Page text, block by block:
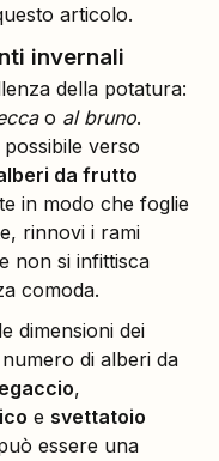
articolo.
invernali
della potatura:
o al bruno.
possibile verso
da frutto
in modo che foglie
rinnovi i rami
non si infittisca
comoda.
dimensioni dei
di alberi da
,
e svettatoio
essere una